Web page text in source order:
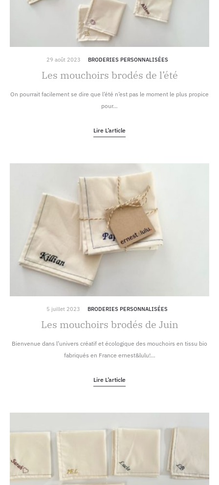
29 août 2023 BRODERIES PERSONNALISÉES
Les mouchoirs brodés de l’été
On pourrait facilement se dire que l’été n’est pas le moment le plus propice
pour…
Lire L’article
5 juillet 2023 BRODERIES PERSONNALISÉES
Les mouchoirs brodés de Juin
Bienvenue dans l’univers créatif et écologique des mouchoirs en tissu bio
fabriqués en France ernest&lulu!…
Lire L’article